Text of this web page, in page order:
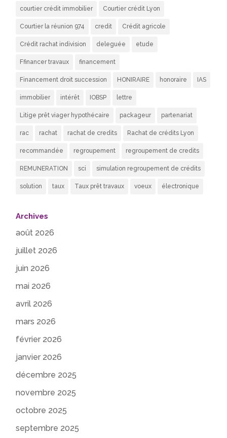
courtier crédit immobilier Courtier crédit Lyon
Courtier la réunion 974 credit Crédit agricole
Crédit rachat indivision deleguée etude
Ffinancer travaux financement
Financement droit succession HONIRAIRE honoraire IAS
immobilier intérêt IOBSP lettre
Litige prêt viager hypothécaire packageur partenariat
rac rachat rachat de credits Rachat de crédits Lyon
recommandée regroupement regroupement de credits
REMUNERATION sci simulation regroupement de crédits
solution taux Taux prêt travaux voeux électronique
Archives
août 2026
juillet 2026
juin 2026
mai 2026
avril 2026
mars 2026
février 2026
janvier 2026
décembre 2025
novembre 2025
octobre 2025
septembre 2025